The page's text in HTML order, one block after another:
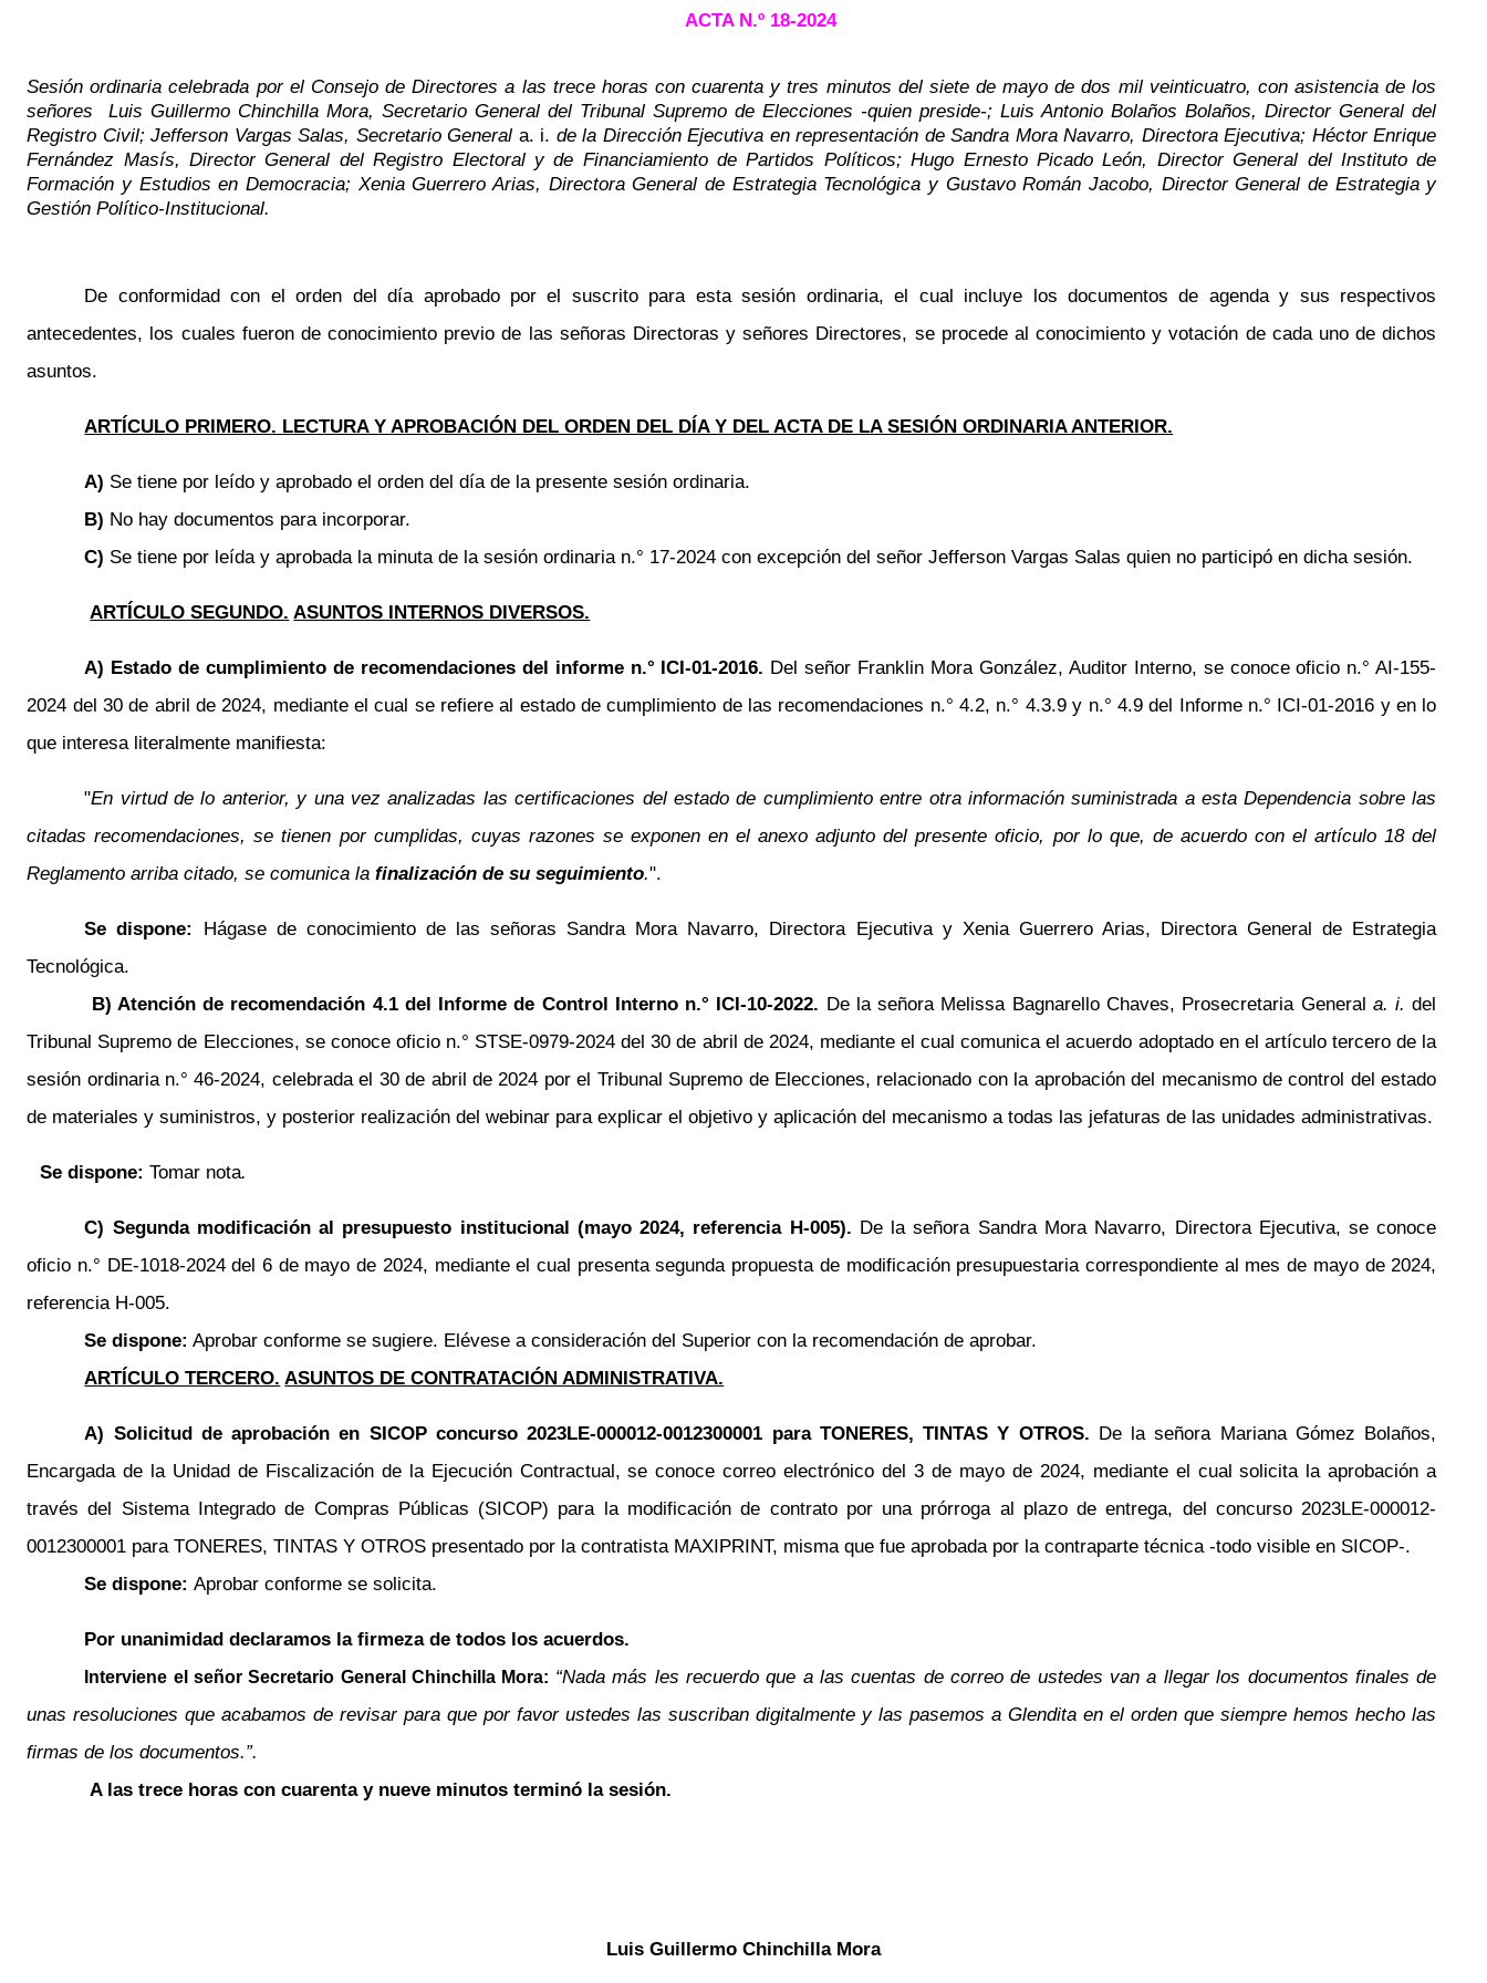
ACTA N.º18-2024
Sesión ordinaria celebrada por el Consejo de Directores a las trece horas con cuarenta y tres minutos del siete de mayo de dos mil veinticuatro, con asistencia de los
señores
Luis Guillermo Chinchilla Mora, Secretario General del Tribunal Supremo de Elecciones -quien preside-; Luis Antonio BolañosBolaños, Director General del
Registro Civil; Jefferson Vargas Salas, Secretario General a. i. de la Dirección Ejecutiva en representación de Sandra Mora Navarro, Directora Ejecutiva; Héctor Enrique
Fernández Masís, Director General del Registro Electoral y de Financiamiento de Partidos Políticos; Hugo Ernesto Picado León, Director General del Instituto de
Formación y Estudios en Democracia; Xenia Guerrero Arias, Directora General de Estrategia Tecnológica y Gustavo Román Jacobo, Director General de Estrategia y
Gestión Político-Institucional.
De conformidad con el orden del día aprobado por el suscrito para esta sesión ordinaria, el cual incluye los documentos de agenda y sus respectivos
antecedentes, los cuales fueron de conocimiento previo de las señoras Directoras y señores Directores, se procede al conocimiento y votación de cada uno de dichos
asuntos.
ARTÍCULO PRIMERO. LECTURA Y APROBACIÓN DEL ORDEN DEL DÍA Y DEL ACTA DE LA SESIÓN ORDINARIA ANTERIOR.
A) Se tiene por leído y aprobado el orden del día de la presente sesión ordinaria.
B) No hay documentos para incorporar.
C) Se tiene por leída y aprobada la minuta de la sesión ordinaria n.° 17-2024 con excepción del señor Jefferson Vargas Salas quien no participó en dicha sesión.
ARTÍCULO SEGUNDO. ASUNTOS INTERNOS DIVERSOS.
A) Estado de cumplimiento de recomendaciones del informe n.° ICI-01-2016. Del señor Franklin Mora González, Auditor Interno, se conoce oficio n.° AI-155-
2024 del 30 de abril de 2024, mediante el cual se refiere al estado de cumplimiento de las recomendaciones n.° 4.2, n.° 4.3.9 y n.° 4.9 del Informe n.° ICI-01-2016 y en lo
que interesa literalmente manifiesta:
"En virtud de lo anterior, y una vez analizadas las certificaciones del estado de cumplimiento entre otra información suministrada a esta Dependencia sobre las
citadas recomendaciones, se tienen por cumplidas, cuyas razones se exponen en el anexo adjunto del presente oficio, por lo que, de acuerdo con el artículo 18 del
Reglamento arriba citado, se comunica lafinalización de su seguimiento.".
Se dispone: Hágase de conocimiento de las señoras Sandra Mora Navarro, Directora Ejecutivay Xenia Guerrero Arias, Directora General de Estrategia
Tecnológica.
B) Atención de recomendación 4.1 del Informe de Control Interno n.° ICI-10-2022. De la señora Melissa Bagnarello Chaves, Prosecretaria General a. i. del
Tribunal Supremo de Elecciones, se conoce oficio n.° STSE-0979-2024 del 30 de abril de 2024, mediante el cual comunica el acuerdo adoptado en el artículo tercero de la
sesión ordinaria n.° 46-2024, celebrada el 30 de abril de 2024 por el Tribunal Supremo de Elecciones, relacionado con la aprobación del mecanismo de control del estado
de materiales y suministros, y posterior realización delwebinar para explicar el objetivo y aplicación del mecanismo a todas las jefaturas de las unidades administrativas.
Se dispone: Tomar nota.
C) Segunda modificación al presupuesto institucional (mayo 2024, referencia H-005). De la señora Sandra Mora Navarro, Directora Ejecutiva, se conoce
oficio n.° DE-1018-2024 del 6 de mayo de 2024, mediante el cual presenta segunda propuesta de modificación presupuestaria correspondiente al mes de mayo de 2024,
referencia H-005.
Se dispone: Aprobar conforme se sugiere. Elévese a consideración del Superior con la recomendación de aprobar.
ARTÍCULO TERCERO. ASUNTOS DE CONTRATACIÓN ADMINISTRATIVA.
A) Solicitud de aprobación en SICOP concurso 2023LE-000012-0012300001 para TONERES, TINTAS Y OTROS. De la señora Mariana Gómez Bolaños,
Encargada de la Unidad de Fiscalización de la Ejecución Contractual, se conoce correo electrónico del 3 de mayo de 2024, mediante el cual solicita la aprobación a
través del Sistema Integrado de Compras Públicas (SICOP) para la modificación de contrato por una prórroga al plazo de entrega, del concurso 2023LE-000012-
0012300001 para TONERES, TINTAS Y OTROS presentado por la contratista MAXIPRINT, misma que fue aprobada por la contraparte técnica -todo visible en SICOP-.
Se dispone:Aprobar conforme se solicita.
Por unanimidad declaramos la firmeza de todos los acuerdos.
Interviene el señorSecretario General Chinchilla Mora: “Nada más les recuerdo que a las cuentas de correo de ustedes van a llegar los documentos finales de
unas resoluciones que acabamos de revisar para que por favor ustedes las suscriban digitalmente y las pasemos a Glendita en el orden que siempre hemos hecho las
firmas de los documentos.”.
A las trece horas con cuarenta y nueve minutos terminó la sesión.
Luis Guillermo Chinchilla Mora